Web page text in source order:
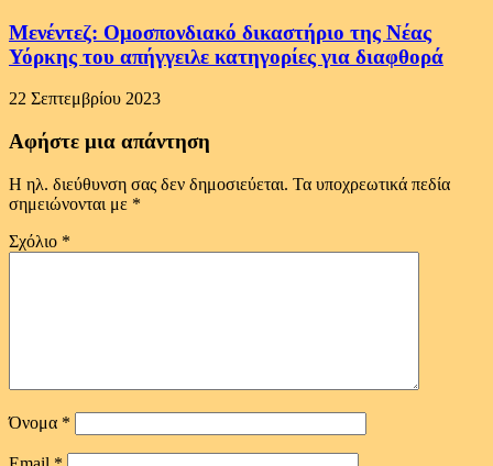
Μενέντεζ: Ομοσπονδιακό δικαστήριο της Νέας
Υόρκης του απήγγειλε κατηγορίες για διαφθορά
22 Σεπτεμβρίου 2023
Αφήστε μια απάντηση
Η ηλ. διεύθυνση σας δεν δημοσιεύεται. Τα υποχρεωτικά πεδία
σημειώνονται με *
Σχόλιο *
Όνομα *